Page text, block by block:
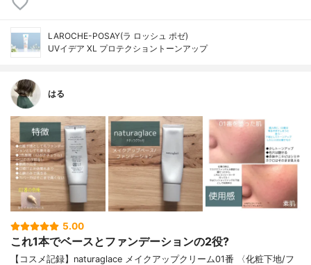
LAROCHE-POSAY(ラ ロッシュ ポゼ)
UVイデア XL プロテクショントーンアップ
はる
5.00
これ1本でベースとファンデーションの2役?
【コスメ記録】naturaglace メイクアップクリーム01番 〈化粧下地/フ